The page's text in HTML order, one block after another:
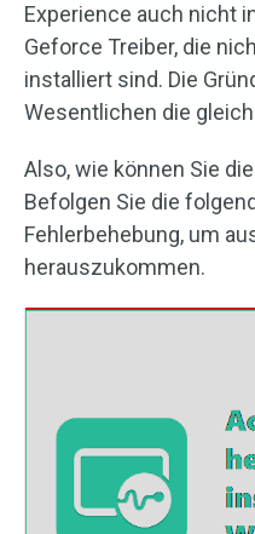
Experience auch nicht
Geforce Treiber, die
installiert sind. Die
Wesentlichen die
Also, wie können Sie
Befolgen Sie die
Fehlerbehebung, um
herauszukommen.